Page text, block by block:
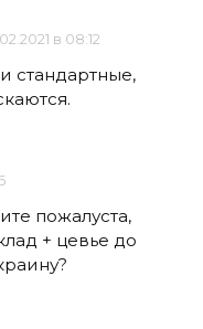
в 08:12
стандартные,
пожалуста,
+ цевье до